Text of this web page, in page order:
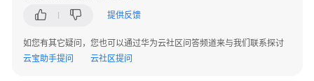
SSL
提供反馈
如您有其它疑问，您也可以通过华为云社区问答频道来与我们联系探讨
云宝助手提问
云社区提问